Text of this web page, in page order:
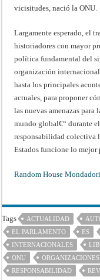
vicisitudes, nació la ONU.
Largamente esperado, el
historiadores con mayor
política fundamental del
organización
hasta los principales
actuales, para proponer
las nuevas amenazas
mundo global€“ durante
responsabilidad colectiva
Estados funcione lo mejor
Random House
Tags ACTUALIDAD
EL PARLAMENTO
ES
INTERNACIONALES
ONU
ORGANIZACIONES
RESPONSABILIDAD